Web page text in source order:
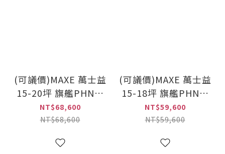
(可議價)MAXE 萬士益
15-20坪 旗艦PHN系
列 變頻(冷暖)一對一
冷氣(MAS-
112PH32)
NT$68,600
NT$68,600
(可議價)MAXE 萬士益
15-18坪 旗艦PHN系
列 變頻(冷暖)一對一
冷氣(MAS-
100PH32)
NT$59,600
NT$59,600